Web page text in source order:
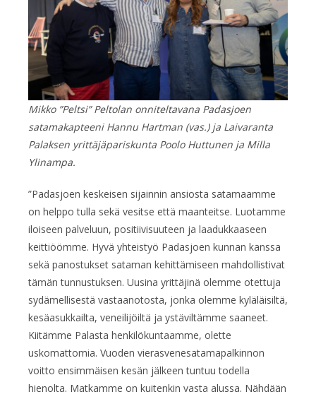
Mikko ”Peltsi” Peltolan onniteltavana Padasjoen
satamakapteeni Hannu Hartman (vas.) ja Laivaranta
Palaksen yrittäjäpariskunta Poolo Huttunen ja Milla
Ylinampa.
”Padasjoen keskeisen sijainnin ansiosta satamaamme
on helppo tulla sekä vesitse että maanteitse. Luotamme
iloiseen palveluun, positiivisuuteen ja laadukkaaseen
keittiöömme. Hyvä yhteistyö Padasjoen kunnan kanssa
sekä panostukset sataman kehittämiseen mahdollistivat
tämän tunnustuksen. Uusina yrittäjinä olemme otettuja
sydämellisestä vastaanotosta, jonka olemme kyläläisiltä,
kesäasukkailta, veneilijöiltä ja ystäviltämme saaneet.
Kiitämme Palasta henkilökuntaamme, olette
uskomattomia. Vuoden vierasvenesatamapalkinnon
voitto ensimmäisen kesän jälkeen tuntuu todella
hienolta. Matkamme on kuitenkin vasta alussa. Nähdään